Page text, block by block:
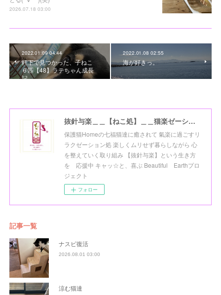
2026.07.18 03:00
2022.01.09 04:44
軒下で見つかった、子ねこ
６匹【48】ラテちゃん成長
記。
2022.01.08 02:55
海が好きっ。
抜針与楽＿＿【ねこ処】＿＿猫楽ゼーションHome☆
保護猫Homeの七福猫達に癒されて 氣楽に過ごすリ
ラクゼーション処 楽しくムリせず暮らしながら 心
を整えていく取り組み 【抜針与楽】という生き方
を 応援中 キャッ☆と、喜ぶ Beautiful Earthプロ
ジェクト
フォロー
記事一覧
ナスビ復活
2026.08.01 03:00
涼む猫達